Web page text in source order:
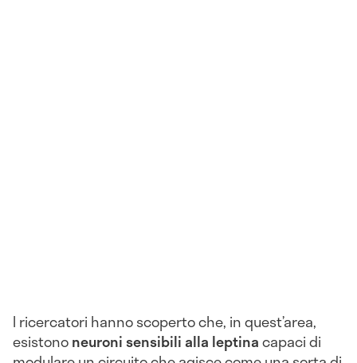
I ricercatori hanno scoperto che, in quest’area,
esistononeuroni sensibili alla leptinacapaci di